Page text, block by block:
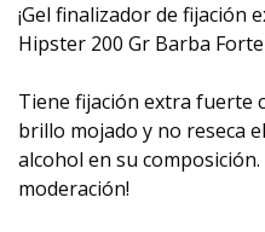
¡Gel finalizador de fijación
Hipster 200 Gr Barba
Tiene fijación extra fuerte
brillo mojado y no reseca
alcohol en su composición.
moderación!